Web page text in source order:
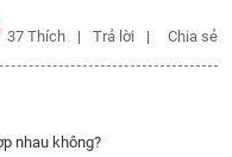
37 Thích Trả lời Chia sẻ
nhau không?